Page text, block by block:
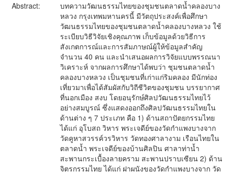
Abstract:
บทความวัฒนธรรมไทยของชุมชนตลาดน้ำคลองบาง
หลวง กรุงเทพมหานครนี้ มีวัตถุประสงค์เพื่อศึกษา
วัฒนธรรมไทยของชุมชนตลาดน้ำคลองบางหลวง ใช้
ระเบียบวิธีวิจัยเชิงคุณภาพ เก็บข้อมูลด้วยวิธีการ
สังเกตการณ์และการสัมภาษณ์ผู้ให้ข้อมูลสำคัญ
จำนวน 40 คน และนำเสนอผลการวิจัยแบบพรรณนา
วิเคราะห์ จากผลการศึกษาได้พบว่า ชุมชนตลาดน้ำ
คลองบางหลวง เป็นชุมชนที่เก่าแก่ริมคลอง มีนักท่อง
เที่ยวมาเพื่อได้สัมผัสกับวิถีชีวิตของชุมชน บรรยากาศ
ที่นอกเมือง สงบ โดยอนุรักษ์ศิลปวัฒนธรรมไทยไว้
อย่างสมบูรณ์ ซึ่งแสดงออกถึงศิลปวัฒนธรรมไทยใน
ด้านต่าง ๆ 7 ประเภท คือ 1) ด้านสถาปัตยกรรมไทย
ได้แก่ อุโบสถ วิหาร พระเจดีย์ของวัดกำแพงบางจาก
วัดคูหาสวรรค์วรวิหาร วัดทองศาลางาม เรือนไทยใน
ตลาดน้ำ พระเจดีย์ของบ้านศิลปิน ศาลาท่าน้ำ
สะพานกระเบื้องลายคราม สะพานปราบเซียน 2) ด้าน
จิตรกรรมไทย ได้แก่ ฝาผนังของวัดกำแพงบางจาก วัด